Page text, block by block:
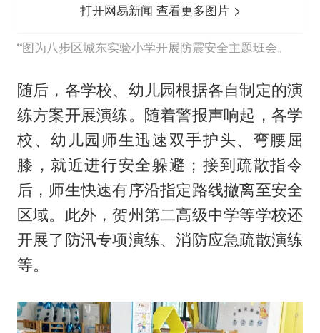
打开网易新闻 查看更多图片
图为八步区城东实验小学开展防震安全主题班会。
随后，各学校、幼儿园根据各自制定的演
练方案开展演练。随着警报声响起，各学
校、幼儿园师生迅速双手护头、弯腰屈
膝，就近进行安全躲避；接到疏散指令
后，师生快速有序沿指定路线撤离至安全
区域。此外，贺州第二高级中学等学校还
开展了防汛专项演练、消防应急疏散演练
等。